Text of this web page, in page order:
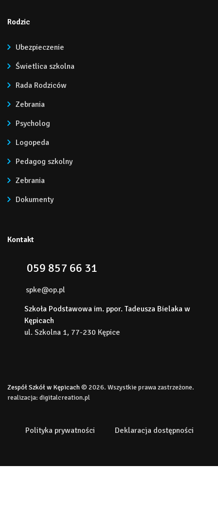
Rodzic
Ubezpieczenie
Świetlica szkolna
Rada Rodziców
Zebrania
Psycholog
Logopeda
Pedagog szkolny
Zebrania
Dokumenty
Kontakt
059 857 66 31
spke@op.pl
Szkoła Podstawowa im. ppor. Tadeusza Bielaka w
Kępicach
ul. Szkolna 1, 77-230 Kępice
Zespół Szkół w Kępicach© 2026. Wszystkie prawa zastrzeżone.
realizacja: digitalcreation.pl
Polityka prywatności Deklaracja dostępności